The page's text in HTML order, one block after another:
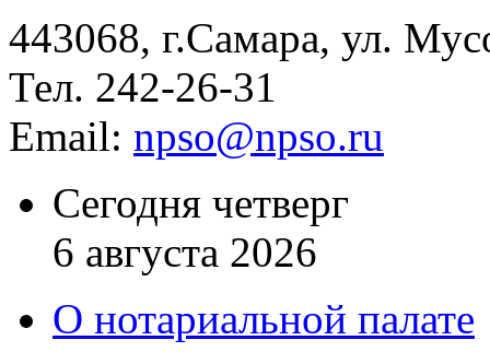
443068, г.Самара, ул.
Тел. 242-26-31
Email: npso@npso.ru
Сегодня четверг
6 августа 2026
О нотариальной палате